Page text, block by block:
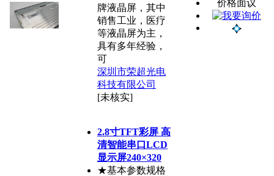
牌液晶屏，其中
销售工业，医疗
等液晶屏为主，
具有多年经验，
可
深圳市荣超光电
科技有限公司
[未核实]
价格面议
2.8寸TFT彩屏 高
清智能串口LCD
显示屏240×320
★基本参数规格